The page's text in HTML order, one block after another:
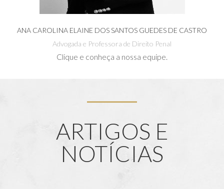
ANA CAROLINA ELAINE DOS SANTOS GUEDES DE CASTRO
Advogada e Professora de Direito Penal
Clique e conheça a nossa equipe.
ARTIGOS E
NOTÍCIAS